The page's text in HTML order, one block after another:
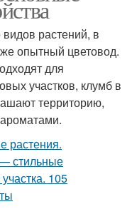
растений, в
опытный цветовод.
для
участков, клумб в
территорию,